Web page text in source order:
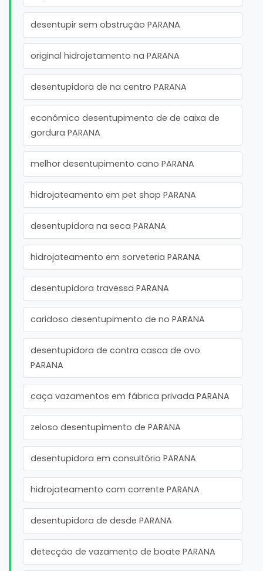
desentupir sem obstrução PARANA
original hidrojetamento na PARANA
desentupidora de na centro PARANA
econômico desentupimento de de caixa de
gordura PARANA
melhor desentupimento cano PARANA
hidrojateamento em pet shop PARANA
desentupidora na seca PARANA
hidrojateamento em sorveteria PARANA
desentupidora travessa PARANA
caridoso desentupimento de no PARANA
desentupidora de contra casca de ovo
PARANA
caça vazamentos em fábrica privada PARANA
zeloso desentupimento de PARANA
desentupidora em consultório PARANA
hidrojateamento com corrente PARANA
desentupidora de desde PARANA
detecção de vazamento de boate PARANA